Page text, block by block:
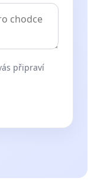
připraví